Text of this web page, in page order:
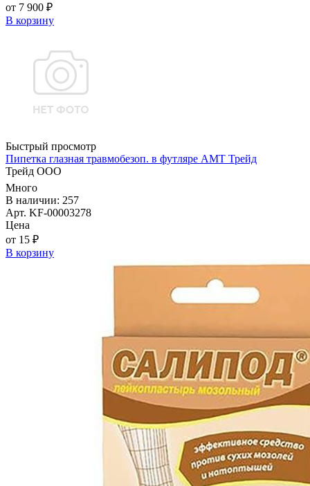
от 7 900 ₽
В корзину
Быстрый просмотр
Пипетка глазная травмобезоп. в футляре АМТ Трейд
Трейд ООО
Много
В наличии: 257
Арт. KF-00003278
Цена
от 15 ₽
В корзину